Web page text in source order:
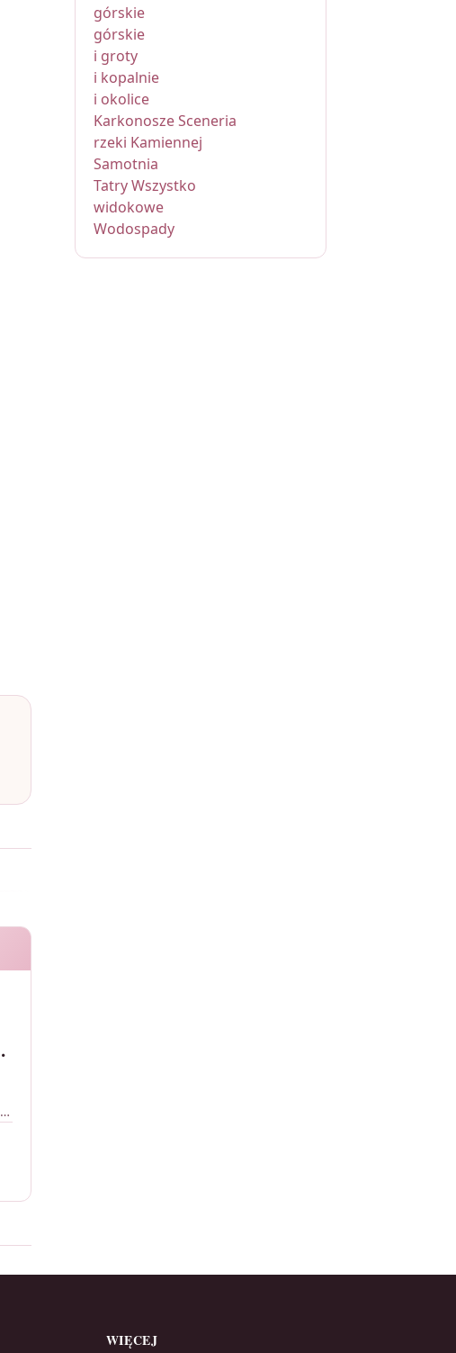
górskie
górskie
i groty
i kopalnie
i okolice
Karkonosze Sceneria
rzeki Kamiennej
Samotnia
Tatry Wszystko
widokowe
Wodospady
WIĘCEJ